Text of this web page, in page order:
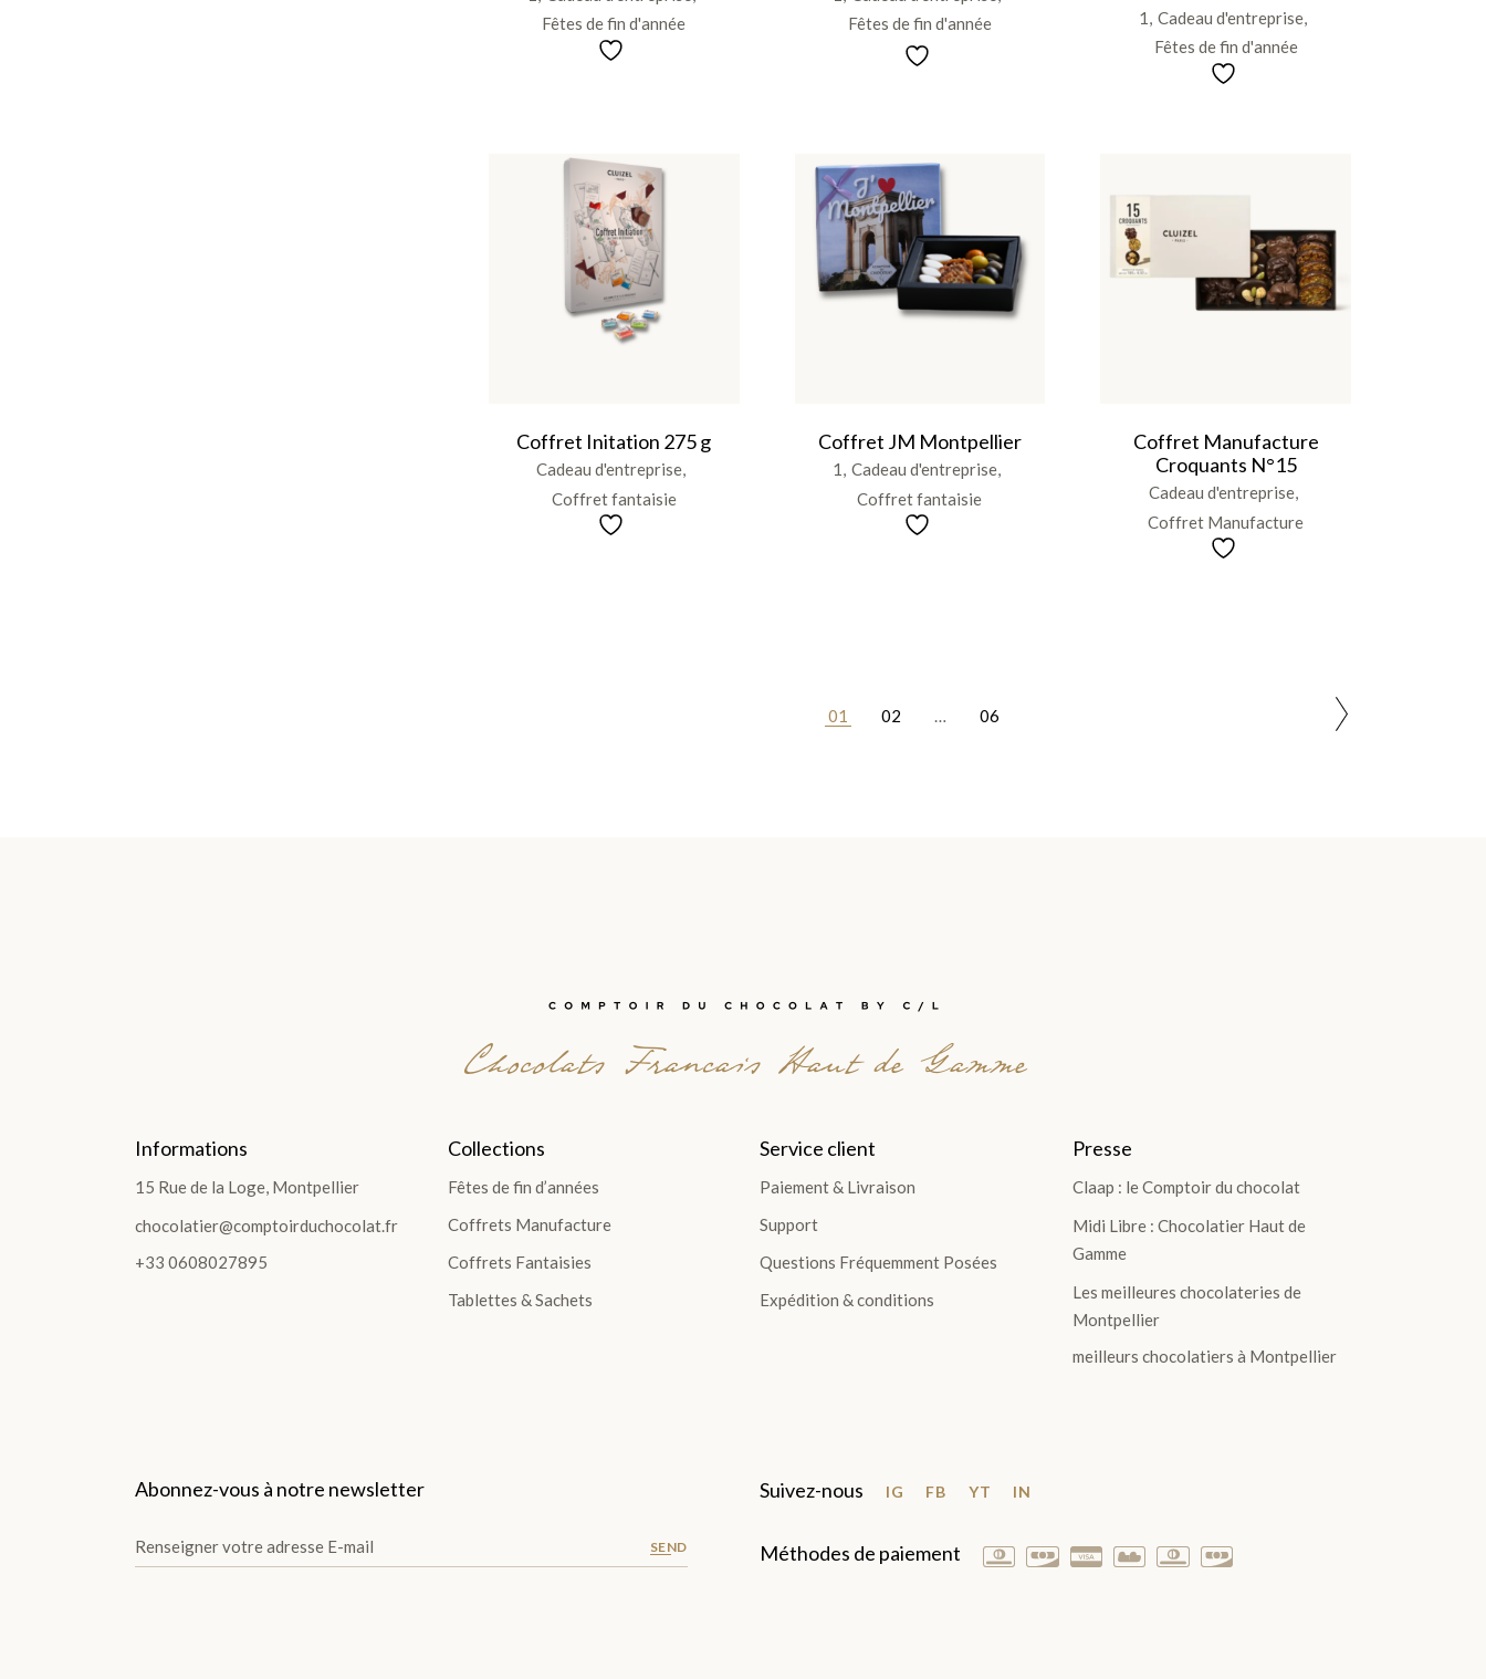
Fêtes de fin d'année
Fêtes de fin d'année
1 Cadeau d'entreprise
Fêtes de fin d'année
Coffret Initation 275 g
Cadeau d'entreprise
Coffret fantaisie
Coffret JM Montpellier
1 Cadeau d'entreprise
Coffret fantaisie
Coffret Manufacture
Croquants N°15
Cadeau d'entreprise
Coffret Manufacture
01 02 … 06
Chocolats Francais Haut de Gamme
Informations
15 Rue de la Loge, Montpellier
chocolatier@comptoirduchocolat.fr
+33 0608027895
Collections
Fêtes de fin d’années
Coffrets Manufacture
Coffrets Fantaisies
Tablettes & Sachets
Service client
Paiement & Livraison
Support
Questions Fréquemment Posées
Expédition & conditions
Presse
Claap : le Comptoir du chocolat
Midi Libre : Chocolatier Haut de
Gamme
Les meilleures chocolateries de
Montpellier
meilleurs chocolatiers à Montpellier
Abonnez-vous à notre newsletter
SEND
Suivez-nous IG FB YT IN
Méthodes de paiement